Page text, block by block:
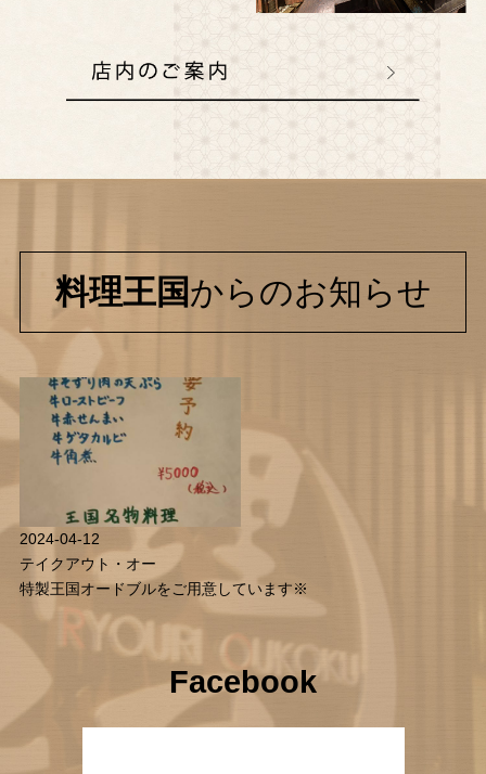
料理王国からのお知らせ
2024-04-12
テイクアウト・オー
特製王国オードブルをご用意しています※
Facebook